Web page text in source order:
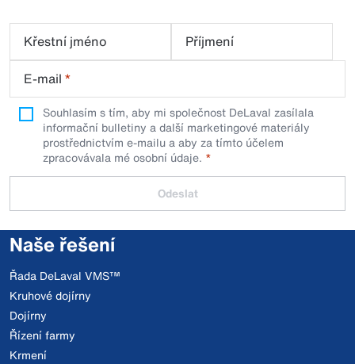
Křestní jméno
Příjmení
E-mail *
Souhlasím s tím, aby mi společnost DeLaval zasílala
informační bulletiny a další marketingové materiály
prostřednictvím e-mailu a aby za tímto účelem
zpracovávala mé osobní údaje.
Odeslat
Naše řešení
Řada DeLaval VMS™
Kruhové dojírny
Dojírny
Řízení farmy
Krmení